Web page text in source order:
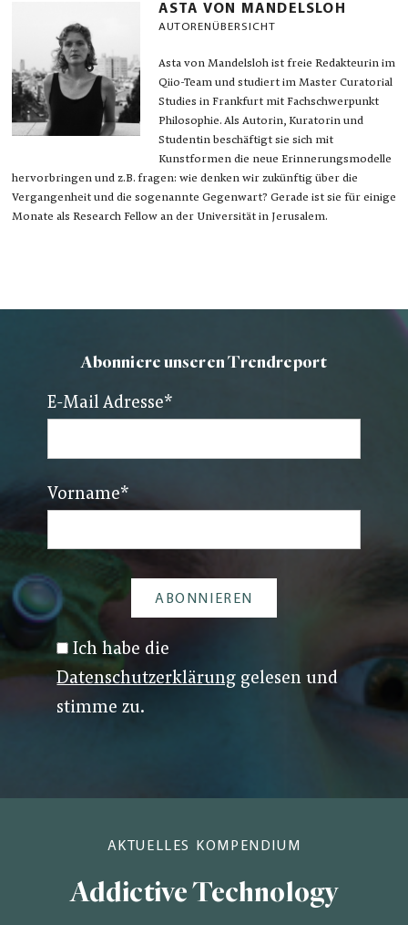
ASTA VON MANDELSLOH
AUTORENÜBERSICHT
Asta von Mandelsloh ist freie Redakteurin im
Qiio-Team und studiert im Master Curatorial
Studies in Frankfurt mit Fachschwerpunkt
Philosophie. Als Autorin, Kuratorin und
Studentin beschäftigt sie sich mit
Kunstformen die neue Erinnerungsmodelle
hervorbringen und z.B. fragen: wie denken wir zukünftig über die
Vergangenheit und die sogenannte Gegenwart? Gerade ist sie für einige
Monate als Research Fellow an der Universität in Jerusalem.
Abonniere unseren Trendreport
E-Mail Adresse*
Vorname*
Ich habe die
Datenschutzerklärung gelesen und
stimme zu.
AKTUELLES KOMPENDIUM
Addictive Technology